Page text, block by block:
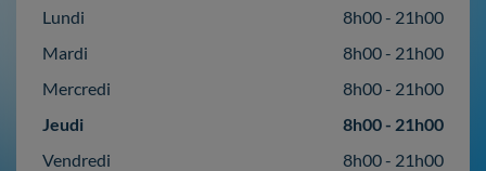
Lundi
8h00 - 21h00
Mardi
8h00 - 21h00
Mercredi
8h00 - 21h00
Jeudi
8h00 - 21h00
Vendredi
8h00 - 21h00